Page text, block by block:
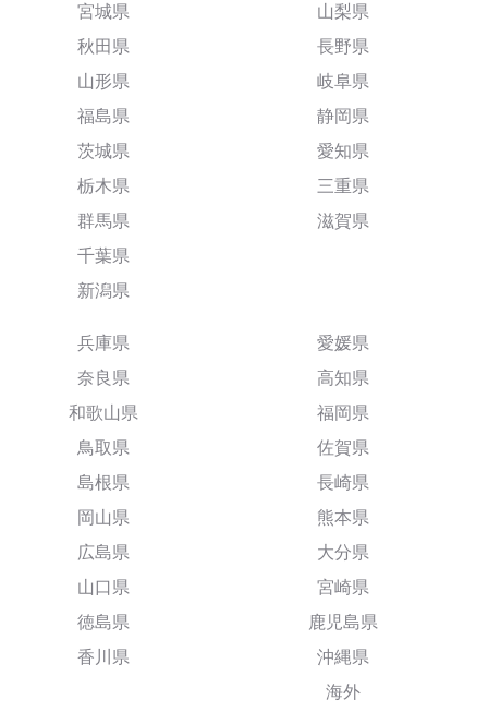
宮城県
秋田県
山形県
福島県
茨城県
栃木県
群馬県
千葉県
新潟県
山梨県
長野県
岐阜県
静岡県
愛知県
三重県
滋賀県
兵庫県
奈良県
和歌山県
鳥取県
島根県
岡山県
広島県
山口県
徳島県
香川県
愛媛県
高知県
福岡県
佐賀県
長崎県
熊本県
大分県
宮崎県
鹿児島県
沖縄県
海外